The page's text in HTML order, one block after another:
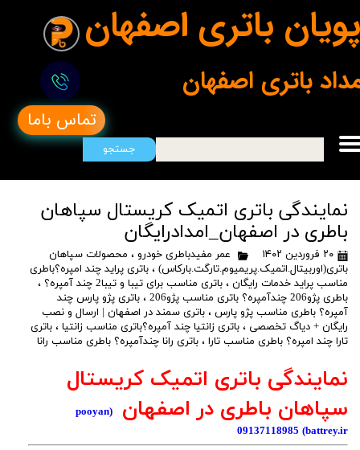
پویان باتری اصفهان
تماس باما
جستجو
باتری اصفهان
نمایندگی باتری اتمیک کریستال سپاهان
باطری در اصفهان_امدادرایگان
۲۰ فروردین ۱۴۰۲ عمر مفیدباطری خودرو ، محصولات سپاهان
باتری(اوربیتال.اتمیک.پریمیوم.تارگت.بارکاس) ، باتری پراید چند امپره؟باطری
مناسب پراید خدمات رایگان ، باتری مناسب برای تیبا و تیبا2 چند آمپره؟
،
باطری پژو206 چندآمپره؟ باتری مناسب پژو206
، باتری پژو پارس چند
آمپره؟ باطری مناسب پژو پارس ، باتری سمند در اصفهان | ارسال و نصب
رایگان + دیاگ تخصصی ، باتری زانتیا چند آمپره؟باتری مناسب زانتیا ، باتری
تارا چند امپره؟ باطری مناسب تارا ، باتری رانا چندآمپره؟ باطری مناسب رانا
نمایندگی باتری اتمیک کریستال
سپاهان باطری در اصفهان
(pooyan
battrey.ir)
09137118985